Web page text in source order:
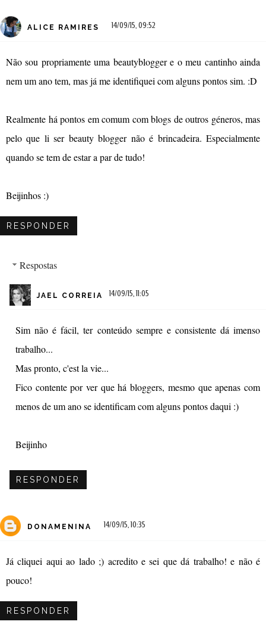
ALICE RAMIRES 14/09/15, 09:52
Não sou propriamente uma beautyblogger e o meu cantinho ainda
nem um ano tem, mas já me identifiquei com alguns pontos sim. :D
Realmente há pontos em comum com blogs de outros géneros, mas
pelo que li ser beauty blogger não é brincadeira. Especialmente
quando se tem de estar a par de tudo!
Beijinhos :)
RESPONDER
Respostas
JAEL CORREIA 14/09/15, 11:05
Sim não é fácil, ter conteúdo sempre e consistente dá imenso
trabalho...
Mas pronto, c'est la vie...
Fico contente por ver que há bloggers, mesmo que apenas com
menos de um ano se identificam com alguns pontos daqui :)
Beijinho
RESPONDER
DONAMENINA 14/09/15, 10:35
Já cliquei aqui ao lado ;) acredito e sei que dá trabalho! e não é
pouco!
RESPONDER